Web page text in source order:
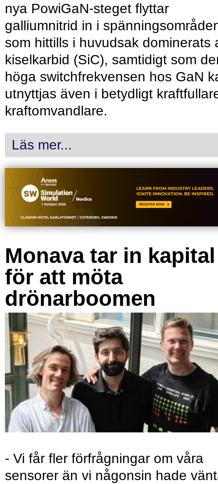
nya PowiGaN-steget flyttar
galliumnitrid in i
som hittills i huvudsak dominerats
kiselkarbid (SiC), samtidigt som
höga switchfrekvensen hos GaN
utnyttjas även i betydligt
kraftomvandlare.
Läs mer...
Monava tar in kapital
för att möta
drönarboomen
- Vi får fler förfrågningar om våra
sensorer än vi någonsin hade